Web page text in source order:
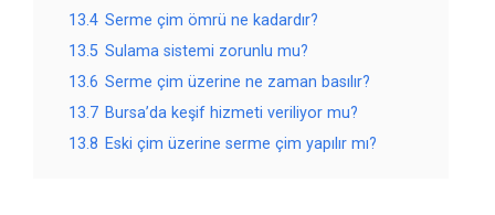
13.4 Serme çim ömrü ne kadardır?
13.5 Sulama sistemi zorunlu mu?
13.6 Serme çim üzerine ne zaman basılır?
13.7 Bursa’da keşif hizmeti veriliyor mu?
13.8 Eski çim üzerine serme çim yapılır mı?